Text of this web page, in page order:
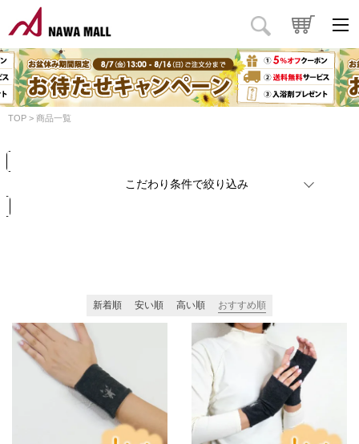
TOP 商品一覧
こだわり条件で絞り込み
商品タイプ
価格 円～ 円
カラー
新着順 安い順 高い順 おすすめ順